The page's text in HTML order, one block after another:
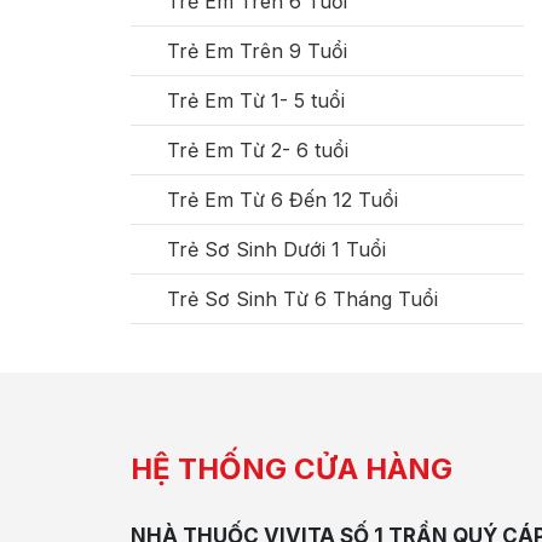
Trẻ Em Trên 9 Tuổi
Trẻ Em Từ 1- 5 tuổi
Trẻ Em Từ 2- 6 tuổi
Trẻ Em Từ 6 Đến 12 Tuổi
Trẻ Sơ Sinh Dưới 1 Tuổi
Trẻ Sơ Sinh Từ 6 Tháng Tuổi
HỆ THỐNG CỬA HÀNG
NHÀ THUỐC VIVITA SỐ 1 TRẦN QUÝ